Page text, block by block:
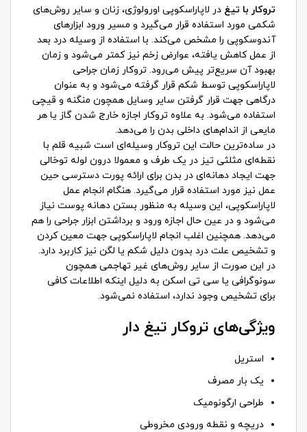
تروکار با تیغ در لاپاراسکوپی اورولوژی، زنان و سایر روش‌های
شکمی مورد استفاده قرار می‌گیرد و مسیر ورود ابزارهای
آندوسکوپی را مشخص می‌کند. با استفاده از وسیله درد بعد
از عمل کاهش یافته، عوارض زخم نیز کمتر می‌شود و زمان
بهبود آن سریع‌تر پیش می‌رود. تروکار زمان جراحی
لاپاراسکوپی توسط شکم قرار گرفته می‌شود و به عنوان
درگاهی جهت قرار گرفتن سایر وسایل همچون منگنه و قیچی
استفاده می‌شود. به علاوه تروکار اجازه خارج شدن گاز یا هر
مایعی از اندام‌های داخلی بدن را می‌دهد.
در ساده‌ترین حالت این تروکار وسیله‌ای است شبیه قلم با
نقطه‌ای مثلثی تیز در یک طرف و معمولا درون لوله توخالی
جهت ایجاد دهانه‌ای در بدن برای ارائه پورت دسترسی حین
عمل نیز مورد استفاده قرار می‌گیرد. هنگام انجام عمل
لاپاراسکوپی، این وسیله به منظور بستن دهانه پوست نیاز
می‌شود و در عین حال اجازه ورود و برداشتن ابزار جراحی را هم
می‌دهد. همچنین اغلب انجام لاپاراسکوپی جهت معین کردن
و تشخیص علت درد بدون دلیل شکم یا لگن نیز کاربرد دارد.
در این صورت از سایر روش‌های غیر تهاجمی همچون
سونوگرافی یا سی تی اسکن به دلیل اینکه اطلاعات کافی
برای تشخیص وجود ندارد، استفاده نمی‌شود.
ویژگی‌های تروکار تیغ دار
استریل
یک بار مصرف
طراحی ارگونومیک
دریچه و نقطه ورودی مخروطی